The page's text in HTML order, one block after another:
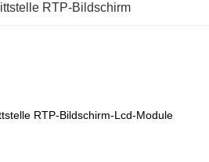
RTP-Bildschirm
RTP-Bildschirm-Lcd-Module